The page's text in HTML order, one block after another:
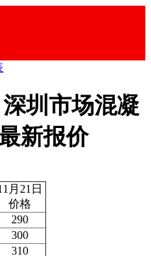
深圳市场混凝
新报价
月21日
价格
290
300
310